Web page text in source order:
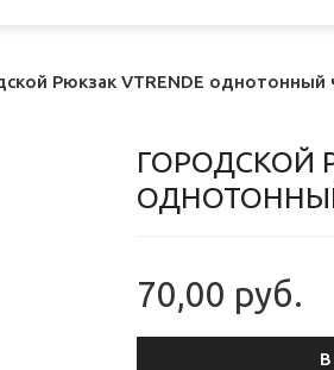
Рюкзак VTRENDE однотонный
ГОРОДСКОЙ
70,00 руб.